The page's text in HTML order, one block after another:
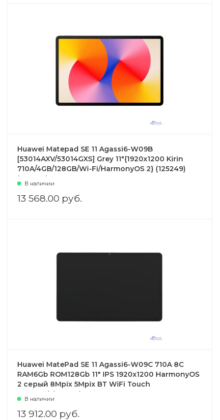
Huawei Matepad SE 11 Agassi6-W09B
[53014AXV/53014GXS] Grey 11"{1920x1200 Kirin
710A/4GB/128GB/Wi-Fi/HarmonyOS 2} (125249)
(158438)
В наличии
13 568.00 руб.
Huawei MatePad SE 11 Agassi6-W09C 710A 8C
RAM6Gb ROM128Gb 11" IPS 1920x1200 HarmonyOS
2 серый 8Mpix 5Mpix BT WiFi Touch
7700mAh(125256) 53014GXT
В наличии
13 912.00 руб.